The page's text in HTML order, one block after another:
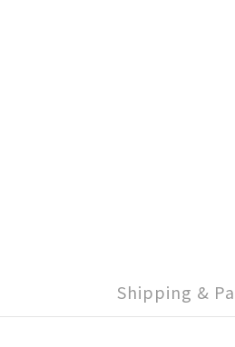
Shipping &